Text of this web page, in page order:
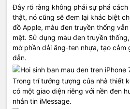
Đây rõ ràng không phải sự phá
thật, nó cũng sẽ đem lại khác biệt
đồ Apple, màu đen truyền thống
mệt. Sử dụng màu đen truyền
mờ phần dải ăng-ten nhựa, tạo cảm
dẫn.
Trong trí tưởng tượng của nhà thiết
có một giao diện riêng với nền đen
nhắn tin iMessage.